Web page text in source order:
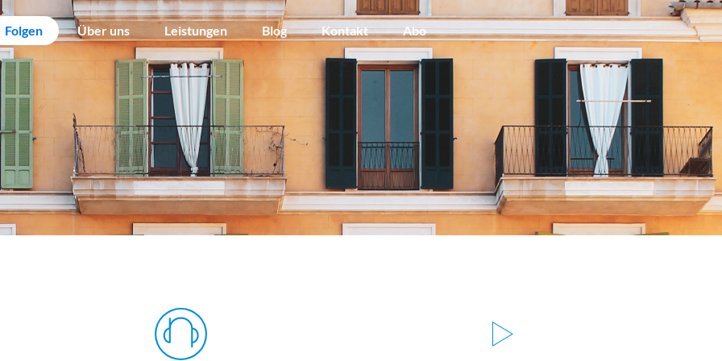
Folgen Über uns Leistungen Blog Kontakt Abo